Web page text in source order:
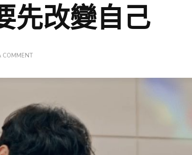
先改變自己
COMMENTON
某
第
7
情